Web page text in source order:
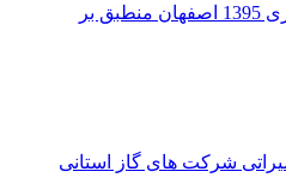
ژئودیتابیس بلوک های آماری 1395 اصفهان منطبق بر
شرکت های گاز استانی